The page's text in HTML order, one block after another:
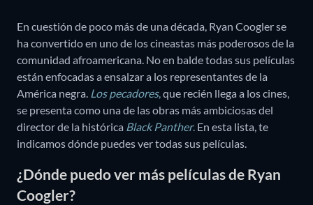
En cuestión de poco más de una década, Ryan Coogler se
ha convertido en uno de los cineastas más poderosos de la
comunidad afroamericana. No en balde todas sus películas
están enfocadas a ensalzar a los representantes de la
América negra. Los pecadores, que recién llega a los cines,
se presenta como una de las obras más ambiciosas del
director de la histórica Black Panther. En esta lista, te
indicamos dónde puedes ver todas sus películas.
¿Dónde puedo ver más películas de Ryan
Coogler?